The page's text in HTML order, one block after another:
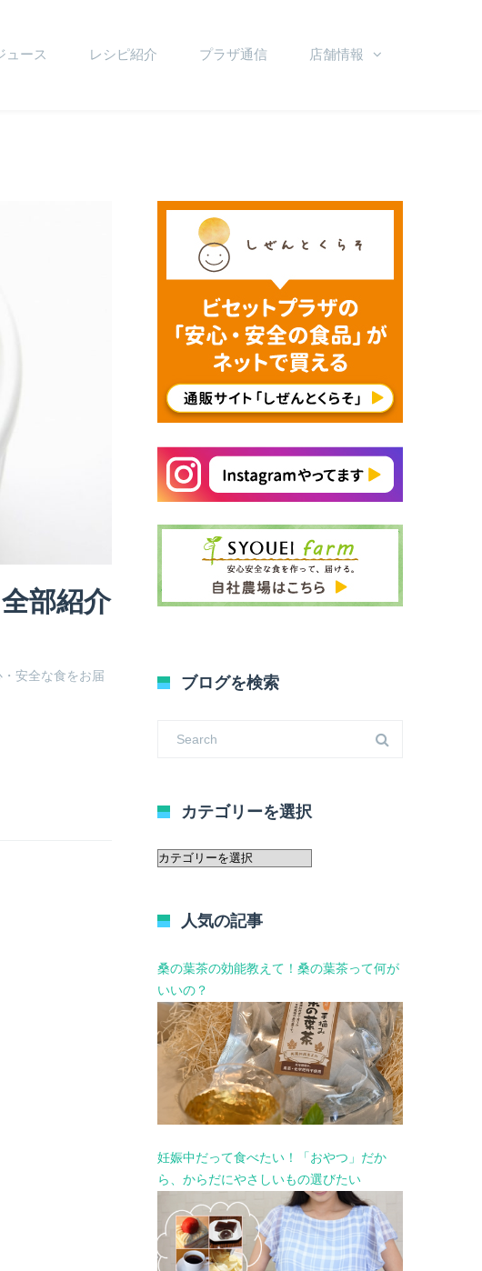
ュース レシピ紹介 プラザ通信 店舗情報
部紹介
・安全な食をお届
ブログを検索
カテゴリーを選択
カ
ー
選
択
人気の記事
桑の葉茶の効能教えて！桑の葉茶って何が
いいの？
妊娠中だって食べたい！「おやつ」だか
ら、からだにやさしいもの選びたい